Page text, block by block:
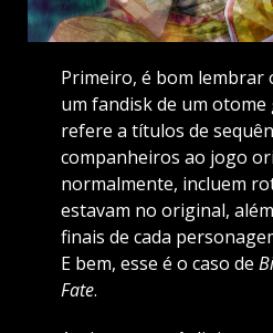
Primeiro, é bom lembrar
um fandisk de um otome
refere a títulos de
companheiros ao jogo
normalmente, incluem
estavam no original,
finais de cada
E bem, esse é o caso de
Fate.